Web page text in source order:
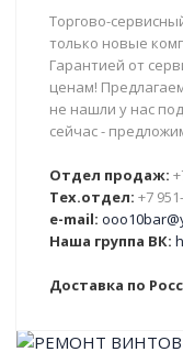
Торгово-
только новые
Гарантией от
ценам!
не нашли у нас
сейчас -
Отдел продаж:
Тех.отдел: +7
e-mail:
Наша группа ВК:
Доставка по